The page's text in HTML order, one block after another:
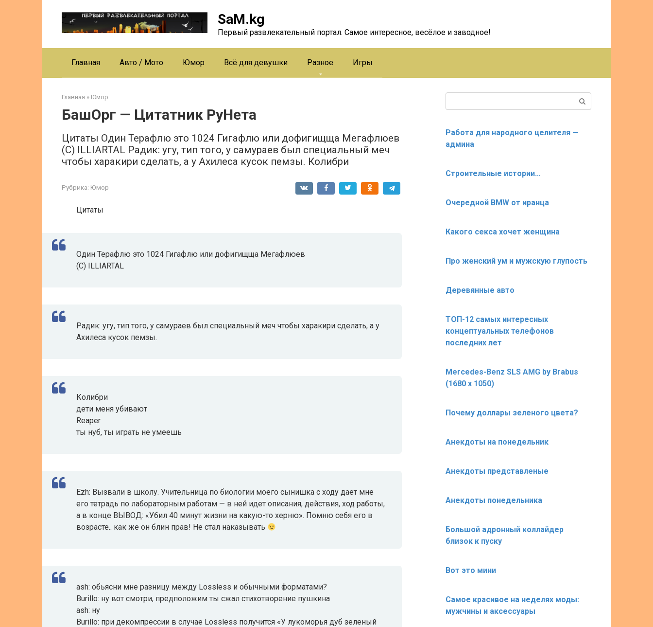
SaM.kg
Первый развлекательный портал. Самое интересное, весёлое и заводное!
Главная Авто / Мото Юмор Всё для девушки Разное Игры
Главная » Юмор
БашОрг — Цитатник РуНета
Цитаты Один Терафлю это 1024 Гигафлю или дофигищща Мегафлюев
(С) ILLIARTAL Радик: угу, тип того, у самураев был специальный меч
чтобы харакири сделать, а у Ахилеса кусок пемзы. Колибри
Рубрика: Юмор
Цитаты
Один Терафлю это 1024 Гигафлю или дофигищща Мегафлюев
(С) ILLIARTAL
Радик: угу, тип того, у самураев был специальный меч чтобы харакири сделать, а у
Ахилеса кусок пемзы.
Колибри
дети меня убивают
Reaper
ты нуб, ты играть не умеешь
Ezh: Вызвали в школу. Учительница по биологии моего сынишка с ходу дает мне
его тетрадь по лабораторным работам — в ней идет описания, действия, ход работы,
а в конце ВЫВОД: «Убил 40 минут жизни на какую-то херню». Помню себя его в
возрасте.. как же он блин прав! Не стал наказывать
ash: обьясни мне разницу между Lossless и обычными форматами?
Burillo: ну вот смотри, предположим ты сжал стихотворение пушкина
ash: ну
Burillo: при декомпрессии в случае Lossless получится «У лукоморья дуб зеленый
Работа для народного целителя —
админа
Строительные истории…
Очередной BMW от иранца
Какого секса хочет женщина
Про женский ум и мужскую глупость
Деревянные авто
ТОП-12 самых интересных
концептуальных телефонов
последних лет
Mercedes-Benz SLS AMG by Brabus
(1680 х 1050)
Почему доллары зеленого цвета?
Анекдоты на понедельник
Анекдоты представленые
Анекдоты понедельника
Большой адронный коллайдер
близок к пуску
Вот это мини
Самое красивое на неделях моды:
мужчины и аксессуары